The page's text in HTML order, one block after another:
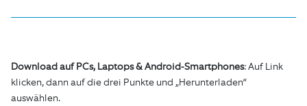
Download auf PCs, Laptops & Android-Smartphones: Auf Link
klicken, dann auf die drei Punkte und „Herunterladen“
auswählen.